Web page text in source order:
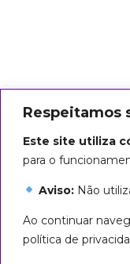
Respeitamos
Este site utiliza
para o
Aviso:Não
Ao continuar
política de